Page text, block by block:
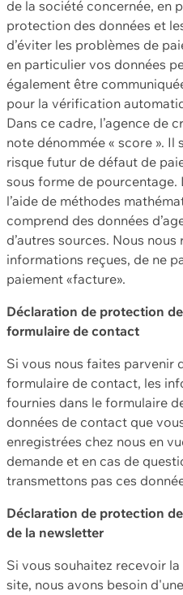
de la société concernée, en
protection des données et
d’éviter les problèmes de
en particulier vos données
également être
pour la vérification
Dans ce cadre, l’agence de
note dénommée « score ». Il
risque futur de défaut de
sous forme de pourcentage.
l’aide de méthodes
comprend des données
d’autres sources. Nous
informations reçues, de ne
paiement «facture».
Déclaration de protection
formulaire de contact
Si vous nous faites parvenir
formulaire de contact, les
fournies dans le formulaire
données de contact que
enregistrées chez nous en
demande et en cas de
transmettons pas ces
Déclaration de protection
de la newsletter
Si vous souhaitez recevoir
site, nous avons besoin